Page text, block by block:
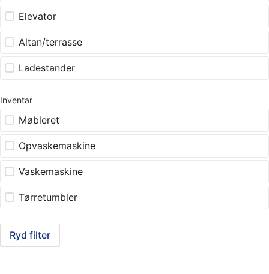
Elevator
Altan/terrasse
Ladestander
Inventar
Møbleret
Opvaskemaskine
Vaskemaskine
Tørretumbler
Ryd filter